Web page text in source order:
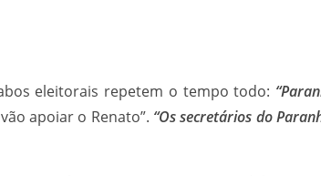
eleitorais repetem o tempo todo:
apoiar o Renato”. “Os secretários do